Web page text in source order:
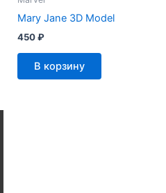
Mary Jane 3D Model
450₽
В корзину